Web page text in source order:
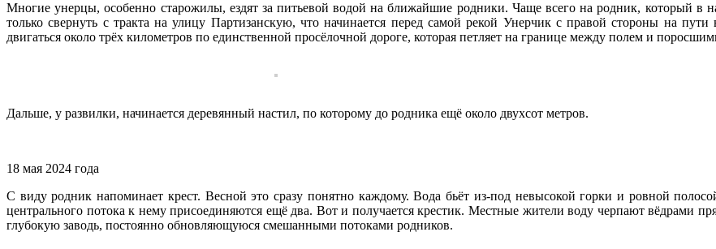
Многие унерцы, особенно старожилы, ездят за питьевой водой на ближайшие родники. Чаще всего на родник, который в
только свернуть с тракта на улицу Партизанскую, что начинается перед самой рекой Унерчик с правой стороны на
двигаться около трёх километров по единственной просёлочной дороге, которая петляет на границе между полем и
Дальше, у развилки, начинается деревянный настил, по которому до родника ещё около двухсот метров.
18 мая 2024 года
С виду родник напоминает крест. Весной это сразу понятно каждому. Вода бьёт из-под невысокой горки и ровной
центрального потока к нему присоединяются ещё два. Вот и получается крестик. Местные жители воду черпают вёдрами
глубокую заводь, постоянно обновляющуюся смешанными потоками родников.